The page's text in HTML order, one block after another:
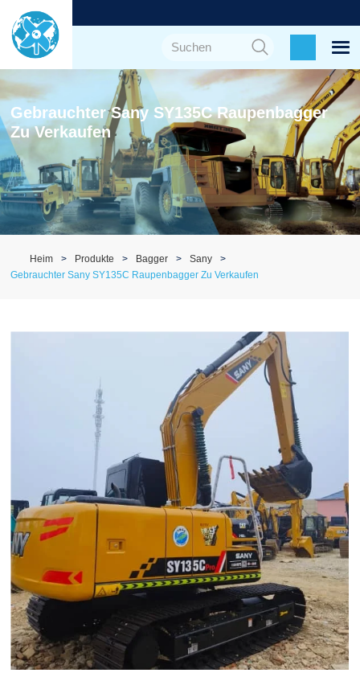
Gebrauchter Sany SY135C Raupenbagger
Zu Verkaufen
Heim Produkte Bagger
Sany
Gebrauchter Sany SY135C Raupenbagger Zu Verkaufen